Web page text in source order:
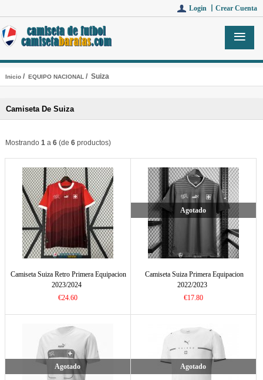
Login 丨 Crear Cuenta
Inicio/ EQUIPO NACIONAL / Suiza
Camiseta De Suiza
Mostrando 1a 6(de 6productos)
Camiseta Suiza Retro Primera Equipacion
2023/2024
€24.60
Agotado
Camiseta Suiza Primera Equipacion
2022/2023
€17.80
Agotado Agotado